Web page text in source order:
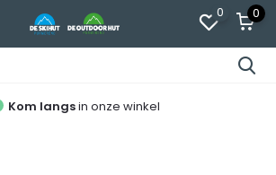
0 0
Kom langsin onze winkel